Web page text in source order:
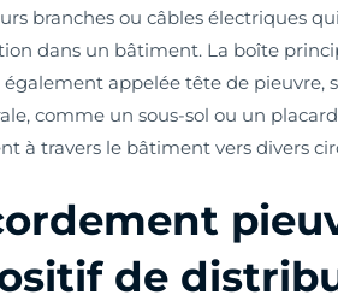
branches ou câbles électriques
dans un bâtiment. La boîte
également appelée tête de pieuvre,
comme un sous-sol ou un
à travers le bâtiment vers divers
de